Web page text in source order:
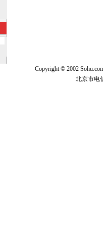
Copyright © 2002
北京市电